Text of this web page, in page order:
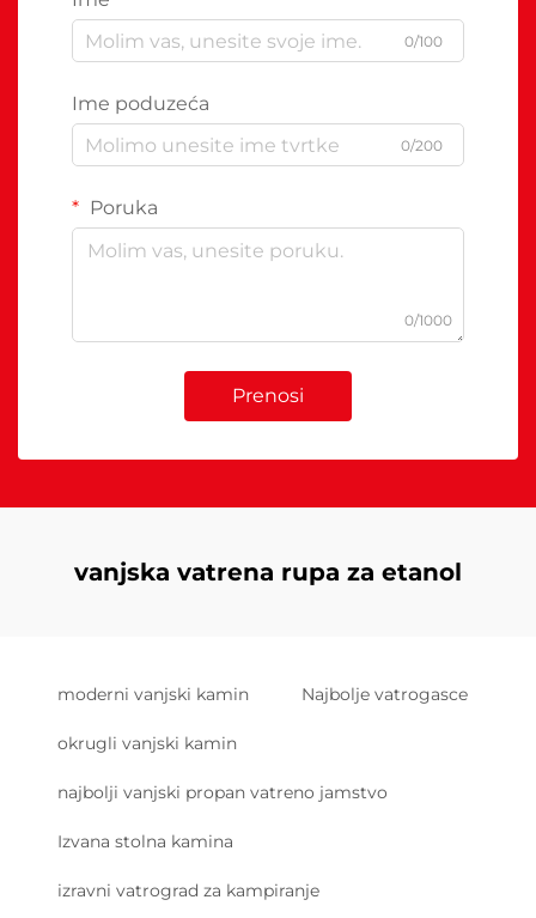
0/100
Ime poduzeća
0/200
Poruka
0/1000
Prenosi
vanjska vatrena rupa za etanol
moderni vanjski kamin Najbolje vatrogasce
okrugli vanjski kamin
najbolji vanjski propan vatreno jamstvo
Izvana stolna kamina
izravni vatrograd za kampiranje